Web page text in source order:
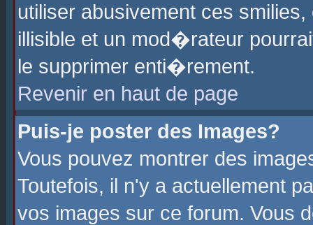
utiliser abusivement ces
illisible et un mod�rateur
le supprimer enti�rement.
Revenir en haut de page
Puis-je poster des Images?
Vous pouvez montrer des
Toutefois, il n'y a actuellement
vos images sur ce forum. Vous